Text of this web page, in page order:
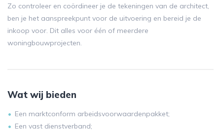
Zo controleer en coördineer je de tekeningen van de architect,
ben je het aanspreekpunt voor de uitvoering en bereid je de
inkoop voor. Dit alles voor één of meerdere
woningbouwprojecten.
Wat wij bieden
Een marktconform arbeidsvoorwaardenpakket;
Een vast dienstverband;